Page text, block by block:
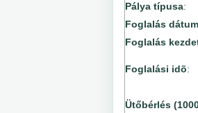
Pálya típusa:
Foglalás
Foglalás
Foglalási idõ:
Ütőbérlés